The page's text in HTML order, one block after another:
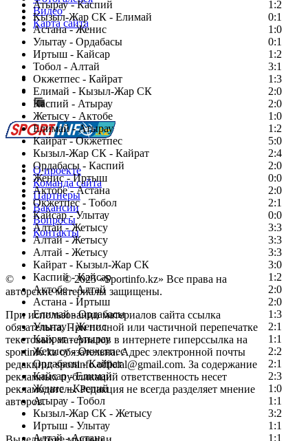
Атырау - Каспий
1:2
Кызыл-Жар СК - Елимай
0:1
Астана - Женис
1:0
Улытау - Ордабасы
0:1
Иртыш - Кайсар
1:2
Тобол - Алтай
3:1
Окжетпес - Кайрат
1:3
Елимай - Кызыл-Жар СК
2:0
Каспий - Атырау
2:0
Жетысу - Актобе
1:0
Елимай - Атырау
1:2
Кайрат - Окжетпес
5:0
Кызыл-Жар СК - Кайрат
2:4
Ордабасы - Каспий
2:0
Женис - Иртыш
0:0
Актобе - Астана
2:0
Окжетпес - Тобол
2:1
Кайсар - Улытау
0:0
Алтай - Жетысу
3:3
Алтай - Жетысу
3:3
Алтай - Жетысу
3:3
Кайрат - Кызыл-Жар СК
3:0
Каспий - Кайсар
1:2
Актобе - Алтай
2:0
Астана - Иртыш
2:0
Елимай - Ордабасы
1:3
Улытау - Женис
2:1
Кайрат - Атырау
1:1
Жетысу - Окжетпес
2:2
Ордабасы - Кайрат
2:1
Кайсар - Елимай
2:3
Женис - Каспий
1:0
Атырау - Тобол
1:1
Кызыл-Жар СК - Жетысу
3:2
Иртыш - Улытау
1:1
Алтай - Астана
1:1
Видео
Карта сайта
Есть идея?
Сообщить о мероприятии
Перейти на старый сайт
О проекте
Команда сайта
Партнеры
Вакансии
Вопросы
Контакты
© Copyright© 2025 «Sportinfo.kz» Все права на
авторские материалы защищены.
При использовании материалов сайта ссылка
обязательна. При полной или частичной перепечатке
текстовых материалов в интернете гиперссылка на
sportinfo.kz обязательна. Адрес электронной почты
редакции: sportinfo.official@gmail.com. За содержание
рекламных публикаций ответственность несет
рекламодатель. Редакция не всегда разделяет мнение
авторов.
Заметили ошибку в тексте?